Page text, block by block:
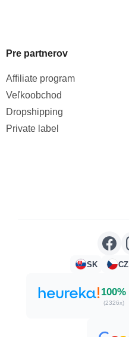
Pre partnerov
Affiliate program
Veľkoobchod
Dropshipping
Private label
SK CZ
100%
(2326x)